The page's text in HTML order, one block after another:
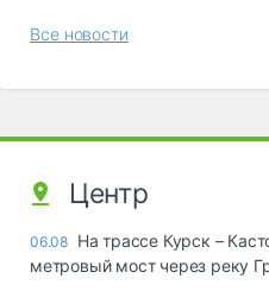
Все новости
Центр
06.08 На трассе Курск –
метровый мост через реку